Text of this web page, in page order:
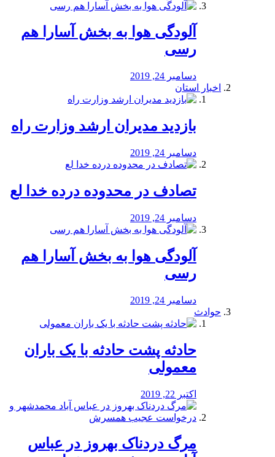
آلودگی هوا به بخش آسارا هم
رسی
دسامبر 24, 2019
اخبار استان
بازدید مدیران ارشد وزارت راه
دسامبر 24, 2019
تصادف در محدوده درده خدا لع
دسامبر 24, 2019
آلودگی هوا به بخش آسارا هم
رسی
دسامبر 24, 2019
حوادث
️حادثه پشت حادثه با یک باران
معمولی
اکتبر 22, 2019
مرگ دردناک بهروز در عباس